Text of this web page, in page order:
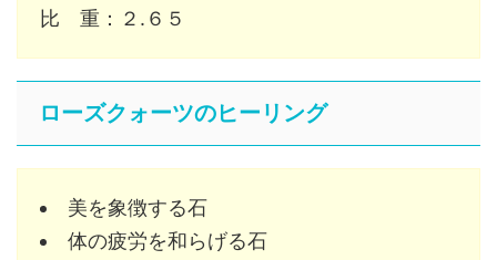
比 重：２.６５
ローズクォーツのヒーリング
美を象徴する石
体の疲労を和らげる石